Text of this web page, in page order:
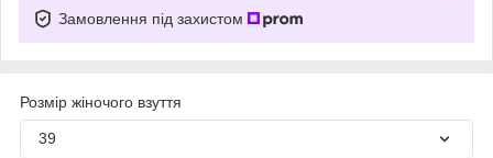
Замовлення під захистом
Розмір жіночого взуття
39